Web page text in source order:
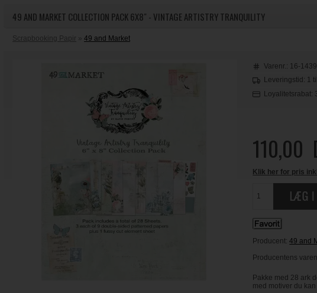
49 AND MARKET COLLECTION PACK 6X8" - VINTAGE ARTISTRY TRANQUILITY
Scrapbooking Papir »49 and Market
Varenr.: 16-
Leveringstid: 1
Loyalitetsrabat:
110,00
Klik her for pris
Producent:49 and
Producentens
Pakke med 28 ark
med motiver du